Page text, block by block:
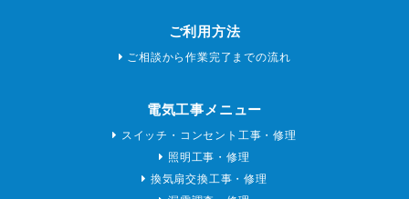
ご利用方法
ご相談から作業完了までの流れ
電気工事メニュー
スイッチ・コンセント工事・修理
照明工事・修理
換気扇交換工事・修理